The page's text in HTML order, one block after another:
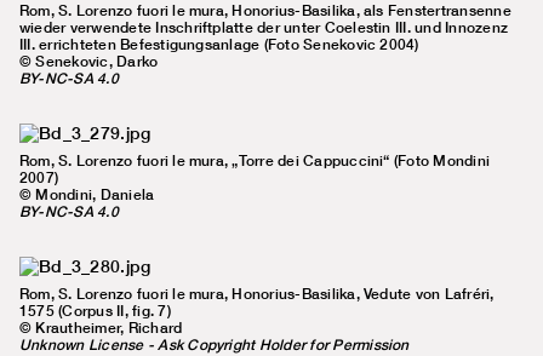
Rom, S. Lorenzo fuori le mura, Honorius-Basilika, als Fenstertransenne
wieder verwendete Inschriftplatte der unter Coelestin III. und Innozenz
III. errichteten Befestigungsanlage (Foto Senekovic 2004)
© Senekovic, Darko
BY-NC-SA 4.0
Rom, S. Lorenzo fuori le mura, „Torre dei Cappuccini“ (Foto Mondini
2007)
© Mondini, Daniela
BY-NC-SA 4.0
Rom, S. Lorenzo fuori le mura, Honorius-Basilika, Vedute von Lafréri,
1575 (Corpus II, fig. 7)
© Krautheimer, Richard
Unknown License - Ask Copyright Holder for Permission